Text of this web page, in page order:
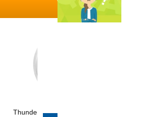
Thunder Group せいろ 受け台 18-2